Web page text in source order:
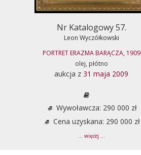
Nr Katalogowy 57.
Leon Wyczółkowski
PORTRET ERAZMA BARĄCZA, 1909
olej, płótno
aukcja z 31 maja 2009
Wywoławcza: 290 000 zł
Cena uzyskana: 290 000 zł
... więcej ...